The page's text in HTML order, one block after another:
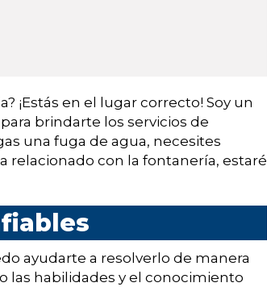
¡Estás en el lugar correcto! Soy un
brindarte los servicios de
una fuga de agua, necesites
relacionado con la fontanería, estaré
ayudarte a resolverlo de manera
las habilidades y el conocimiento